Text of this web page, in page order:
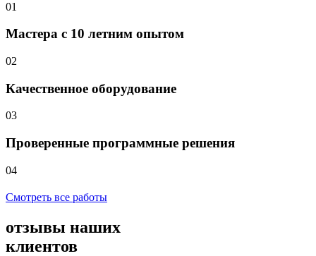
01
Мастера с 10 летним опытом
02
Качественное оборудование
03
Проверенные программные решения
04
Смотреть все работы
отзывы наших
клиентов